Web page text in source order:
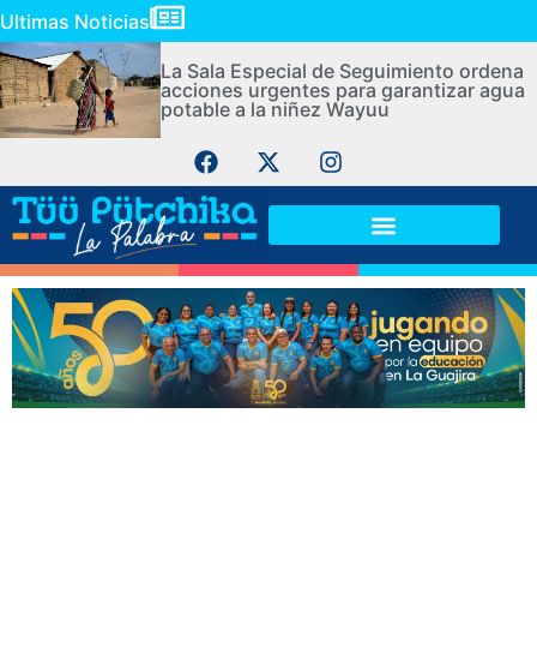
Ultimas Noticias
La Sala Especial de Seguimiento ordena
acciones urgentes para garantizar agua
potable a la niñez Wayuu